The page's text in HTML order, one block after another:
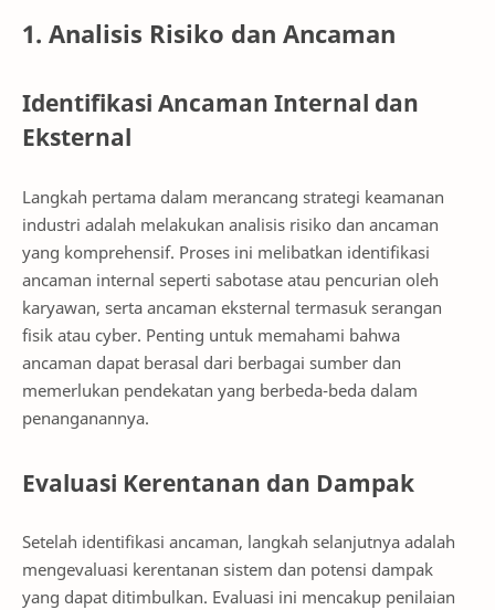
1. Analisis Risiko dan Ancaman
Identifikasi Ancaman Internal dan
Eksternal
Langkah pertama dalam merancang strategi keamanan
industri adalah melakukan analisis risiko dan ancaman
yang komprehensif. Proses ini melibatkan identifikasi
ancaman internal seperti sabotase atau pencurian oleh
karyawan, serta ancaman eksternal termasuk serangan
fisik atau cyber. Penting untuk memahami bahwa
ancaman dapat berasal dari berbagai sumber dan
memerlukan pendekatan yang berbeda-beda dalam
penanganannya.
Evaluasi Kerentanan dan Dampak
Setelah identifikasi ancaman, langkah selanjutnya adalah
mengevaluasi kerentanan sistem dan potensi dampak
yang dapat ditimbulkan. Evaluasi ini mencakup penilaian